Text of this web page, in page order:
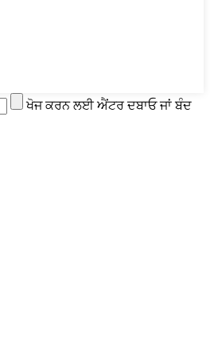
ਖੋਜ ਕਰਨ ਲਈ ਐਂਟਰ ਦਬਾਓ ਜਾਂ ਬੰਦ